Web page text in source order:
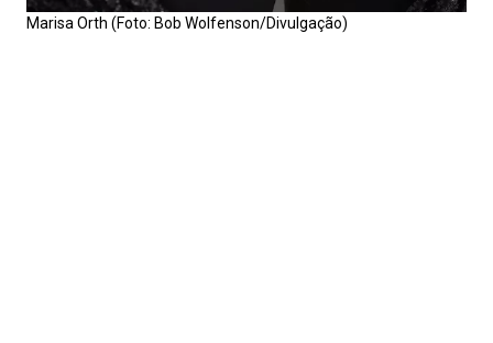
Marisa Orth (Foto: Bob Wolfenson/Divulgação)